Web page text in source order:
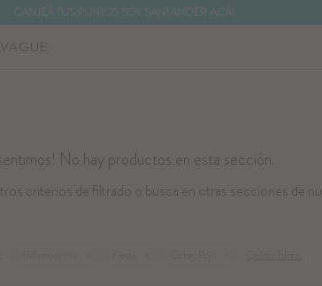
CANJEÁ TUS PUNTOS SOY SANTANDER ACÁ!
No hay productos en esta sección.
criterios de filtrado o busca en otras secciones de